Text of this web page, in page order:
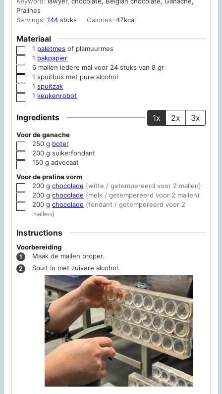
Pralines
Servings:144 stuks Calories:47kcal
Materiaal
▢
1 paletmes of plamuurmes
▢
1 bakpapier
▢
6 mallen iedere mal voor 24 stuks van 8 gr
▢
1 spuitbus met pure alcohol
▢
1spuitzak
▢
1 keukenrobot
Ingredients 1x 2x 3x
Voor de ganache
▢
250 g boter
▢
200 g suikerfondant
▢
150 g advocaat
Voor de praline vorm
▢
200 g chocolade (witte / getempereerd voor 2 mallen)
▢
200 g chocolade (melk / getempereerd voor 2 mallen)
▢
200 g chocolade (fondant / getempereerd voor 2
mallen)
Instructions
Voorbereiding
Maak de mallen proper.
Spuit in met zuivere alcohol.